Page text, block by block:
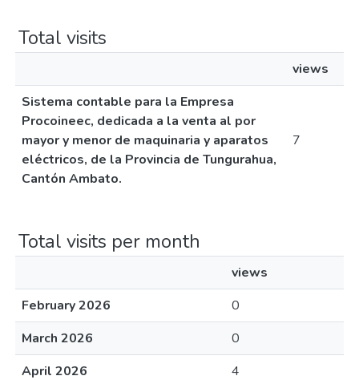
Total visits
views
Sistema contable para la Empresa
Procoineec, dedicada a la venta al por
mayor y menor de maquinaria y aparatos
eléctricos, de la Provincia de Tungurahua,
Cantón Ambato.
7
Total visits per month
views
February 2026
0
March 2026
0
April 2026
4